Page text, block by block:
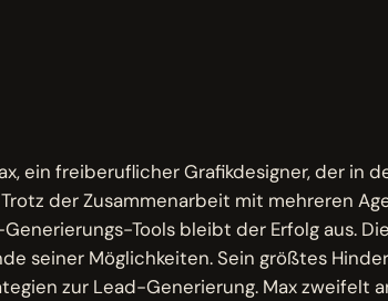
ein freiberuflicher Grafikdesigner, der in
der Zusammenarbeit mit mehreren
Tools bleibt der Erfolg aus.
seiner Möglichkeiten. Sein größtes
zur Lead-Generierung. Max zweifelt